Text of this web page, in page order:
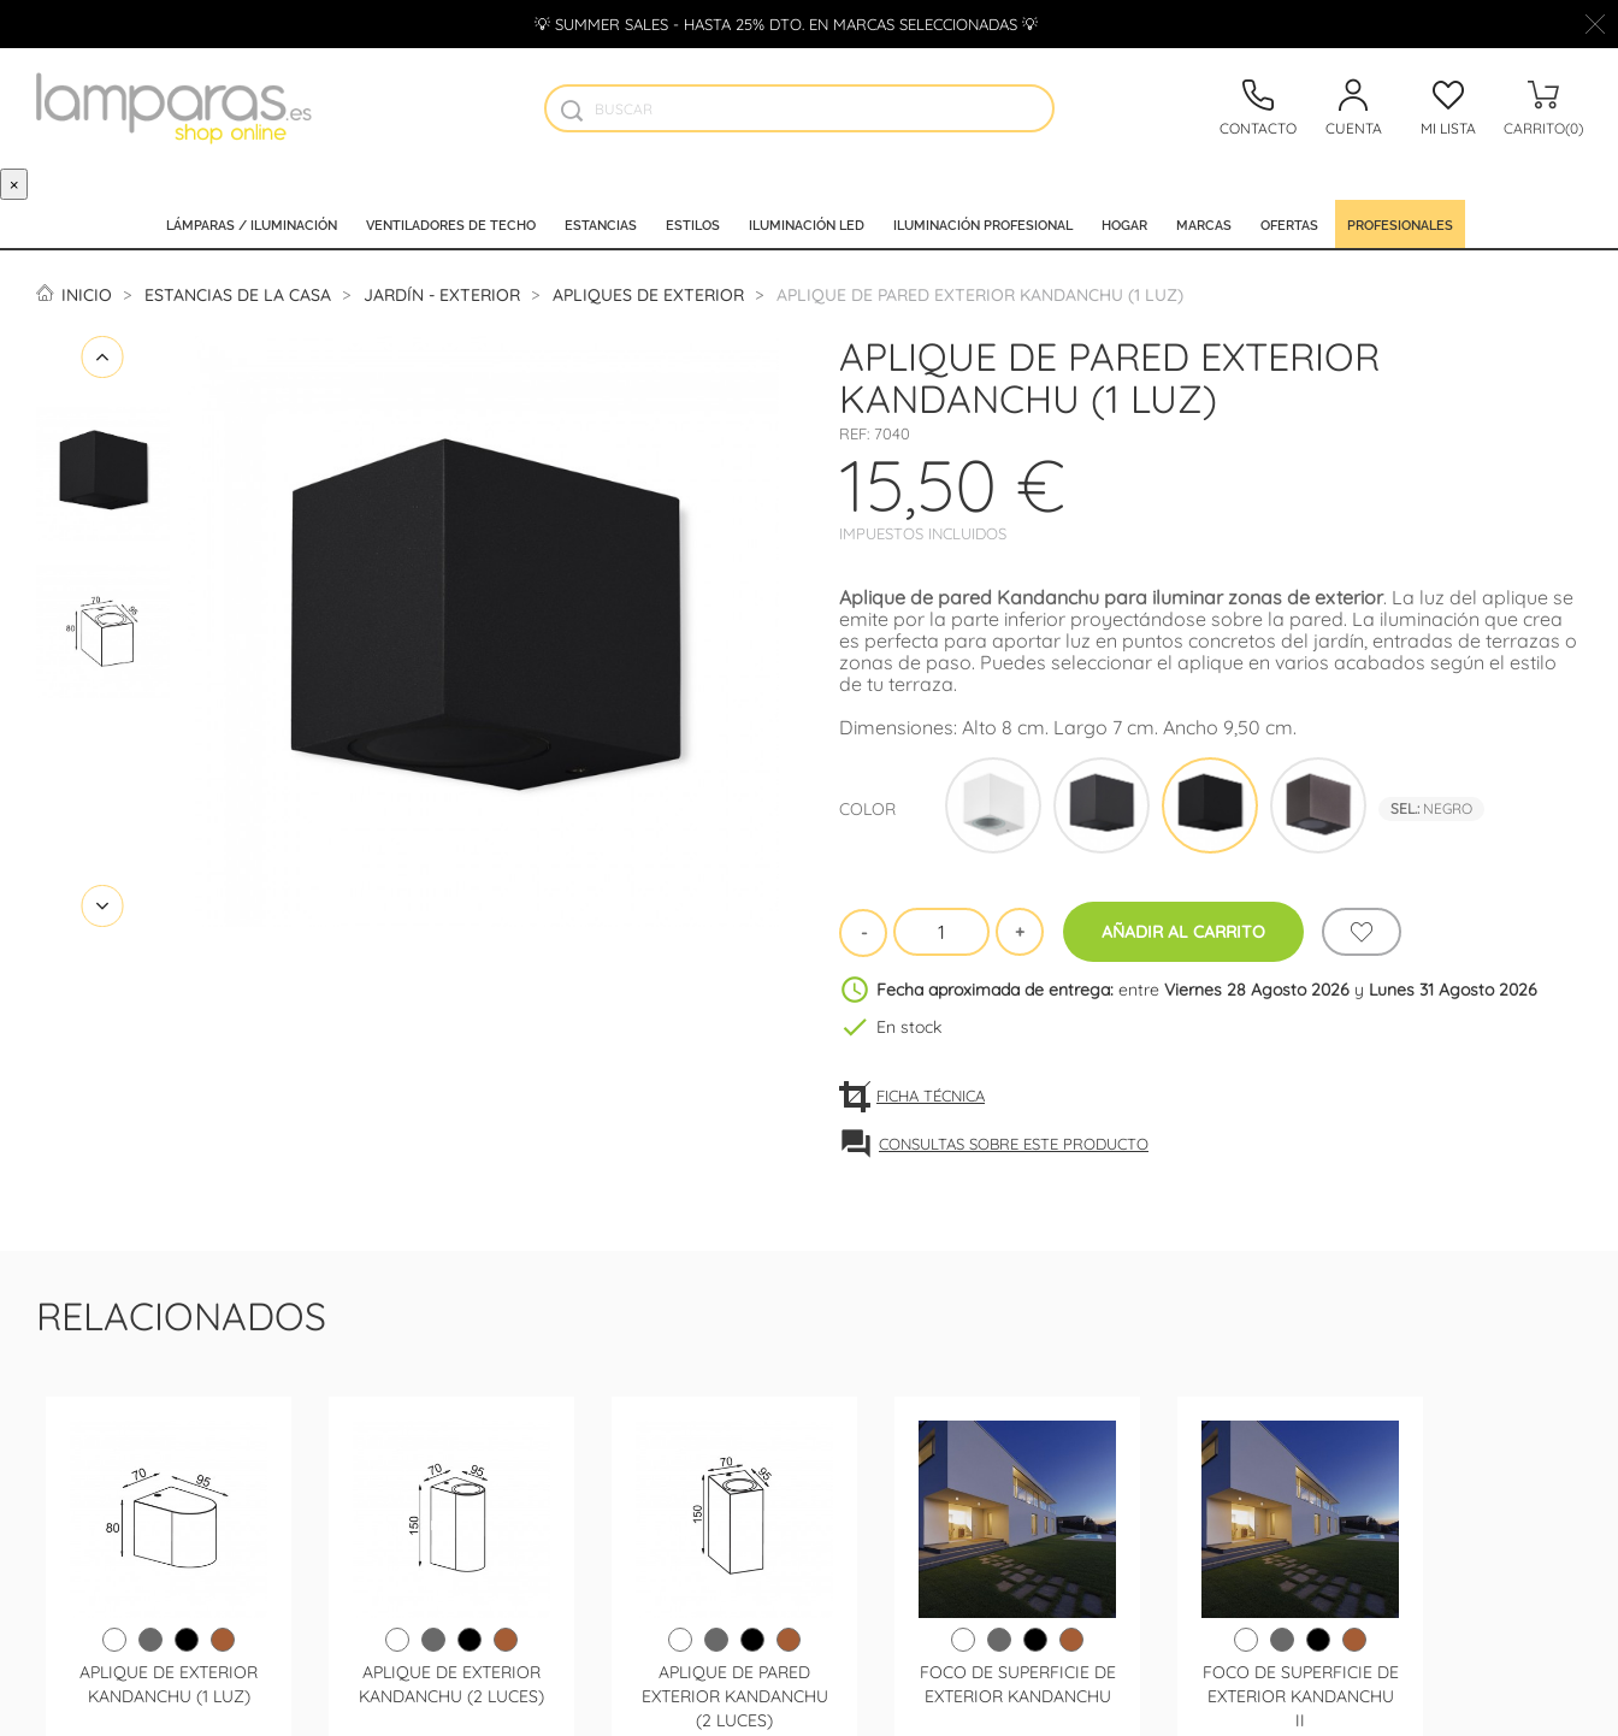
💡 SUMMER SALES - HASTA 25% DTO. EN MARCAS SELECCIONADAS 💡
CONTACTO CUENTA MI LISTA CARRITO(0)
×
LÁMPARAS / ILUMINACIÓN VENTILADORES DE TECHO ESTANCIAS ESTILOS ILUMINACIÓN LED ILUMINACIÓN PROFESIONAL HOGAR MARCAS OFERTAS PROFESIONALES
INICIO ESTANCIAS DE LA CASA JARDÍN - EXTERIOR APLIQUES DE EXTERIOR APLIQUE DE PARED EXTERIOR KANDANCHU (1 LUZ)
APLIQUE DE PARED EXTERIOR
KANDANCHU (1 LUZ)
REF: 7040
15,50 €
IMPUESTOS INCLUIDOS
Aplique de pared Kandanchu para iluminar zonas de exterior. La luz del aplique se
emite por la parte inferior proyectándose sobre la pared. La iluminación que crea
es perfecta para aportar luz en puntos concretos del jardín, entradas de terrazas o
zonas de paso. Puedes seleccionar el aplique en varios acabados según el estilo
de tu terraza.
Dimensiones: Alto 8 cm. Largo 7 cm. Ancho 9,50 cm.
COLOR
Blanco
Gris
Oscuro
Negro
óxido
SEL.: NEGRO
AÑADIR AL CARRITO
schedule Fecha aproximada de entrega: entre Viernes 28 Agosto 2026 y Lunes 31 Agosto 2026
check En stock
FICHA TÉCNICA
forum CONSULTAS SOBRE ESTE PRODUCTO
RELACIONADOS
APLIQUE DE EXTERIOR
KANDANCHU (1 LUZ)
APLIQUE DE EXTERIOR
KANDANCHU (2 LUCES)
APLIQUE DE PARED
EXTERIOR KANDANCHU
(2 LUCES)
FOCO DE SUPERFICIE DE
EXTERIOR KANDANCHU
FOCO DE SUPERFICIE DE
EXTERIOR KANDANCHU
II